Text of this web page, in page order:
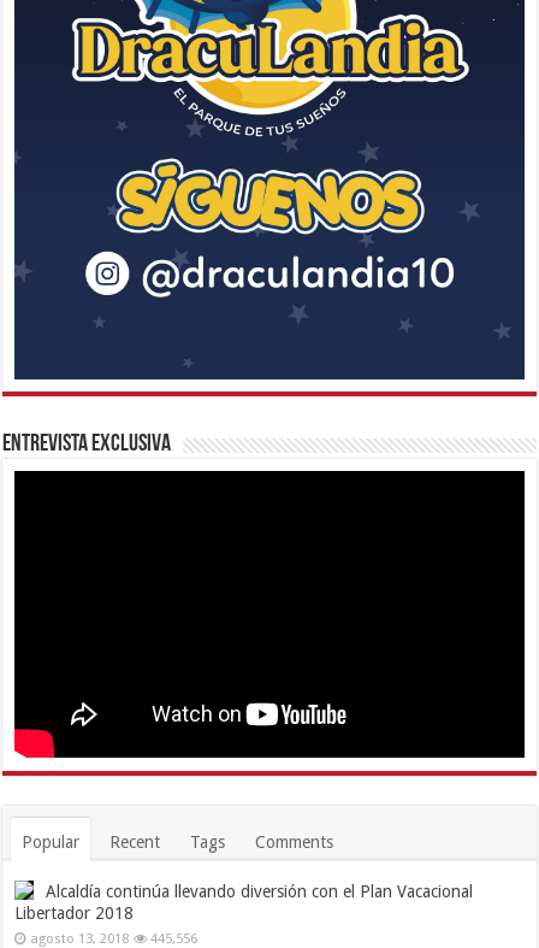
Entrevista Exclusiva
Popular Recent Tags Comments
Alcaldía continúa llevando diversión con el Plan Vacacional
Libertador 2018
agosto 13, 2018 445,556